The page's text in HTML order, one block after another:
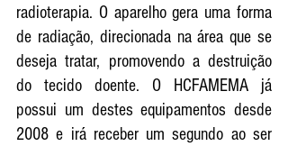
radioterapia. O aparelho gera uma forma
de radiação, direcionada na área que se
deseja tratar, promovendo a destruição
do tecido doente. O HCFAMEMA já
possui um destes equipamentos desde
2008 e irá receber um segundo ao ser